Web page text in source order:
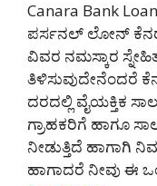
Canara Bank
ಪರ್ಸನಲ್ ಲೋನ್ ಕೆನರಾ
ವಿವರ ನಮಸ್ಕಾರ
ತಿಳಿಸುವುದೇನೆಂದರೆ
ದರದಲ್ಲಿ ವೈಯಕ್ತಿಕ
ಗ್ರಾಹಕರಿಗೆ ಹಾಗೂ
ನೀಡುತ್ತಿದೆ ಹಾಗಾಗಿ
ಹಾಗಾದರೆ ನೀವು ಈ